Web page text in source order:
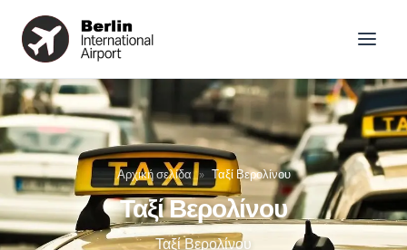
Αρχική σελίδα » Ταξί Βερολίνου
Ταξί Βερολίνου
Ταξί Βερολίνου